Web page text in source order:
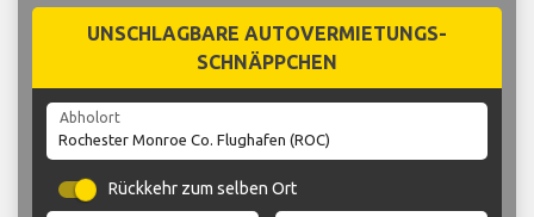
UNSCHLAGBARE AUTOVERMIETUNGS-
SCHNÄPPCHEN
Abholort
Rückkehr zum selben Ort